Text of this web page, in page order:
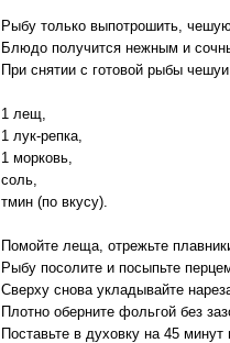
Рыбу только выпотрошить,
Блюдо получится нежным и
При снятии с готовой рыбы
1 лещ,
1 лук-репка,
1 морковь,
соль,
тмин (по вкусу).
Помойте леща, отрежьте
Рыбу посолите и посыпьте
Сверху снова укладывайте
Плотно оберните фольгой без
Поставьте в духовку на 45 минут